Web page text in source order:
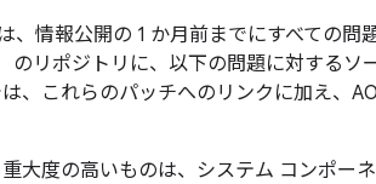
、情報公開の 1 か月前までにすべての問
のリポジトリに、以下の問題に対するソ
、これらのパッチへのリンクに加え、
大度の高いものは、システム コンポー